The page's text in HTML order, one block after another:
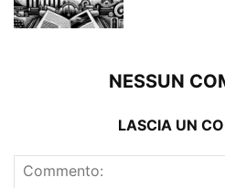
NESSUN
LASCIA UN